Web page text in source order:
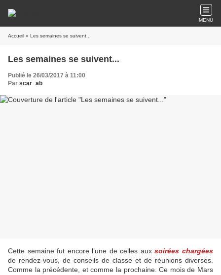
MENU
Accueil » Les semaines se suivent...
Les semaines se suivent...
Publié le 26/03/2017 à 11:00
Par scar_ab
Cette semaine fut encore l’une de celles auxsoirées chargées
de rendez-vous, de conseils de classe et de réunions diverses.
Comme la précédente, et comme la prochaine. Ce mois de Mars